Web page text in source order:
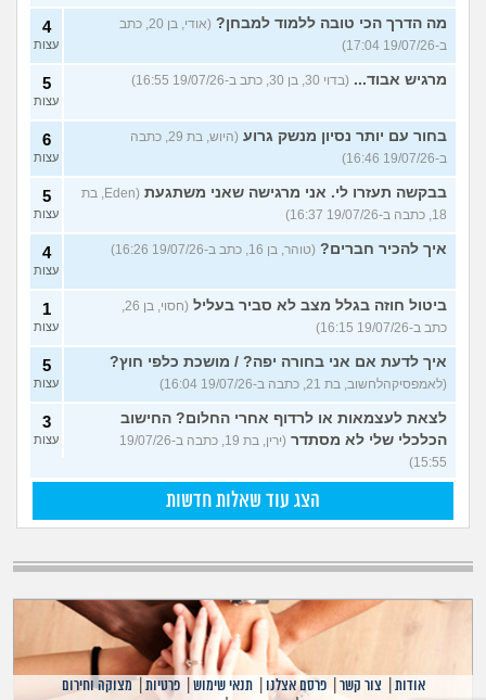
מה הדרך הכי טובה ללמוד למבחן?
(אודי, בן 20, כתב
ב-19/07/26 17:04)
4
עצות
מרגיש אבוד... (בדוי 30, בן 30, כתב ב-19/07/26 16:55) 5
עצות
בחור עם יותר נסיון מנשק גרוע
(היוש, בת 29, כתבה
ב-19/07/26 16:46)
6
עצות
בבקשה תעזרו לי. אני מרגישה שאני משתגעת
(Eden, בת
18, כתבה ב-19/07/26 16:37)
5
עצות
איך להכיר חברים? (טוהר, בן 16, כתב ב-19/07/26 16:26) 4
עצות
ביטול חוזה בגלל מצב לא סביר בעליל
(חסוי, בן 26,
כתב ב-19/07/26 16:15)
1
עצות
איך לדעת אם אני בחורה יפה? / מושכת כלפי חוץ?
(לאמפסיקהלחשוב, בת 21, כתבה ב-19/07/26 16:04)
5
עצות
לצאת לעצמאות או לרדוף אחרי החלום? החישוב
הכלכלי שלי לא מסתדר
(ירין, בת 19, כתבה ב-19/07/26
15:55)
3
עצות
הצג עוד שאלות חדשות
אודות צור קשר |פרסם אצלנו |תנאי שימוש |פרטיות |מצוקה וחירום